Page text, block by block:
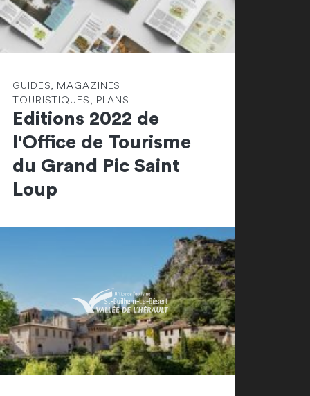
GUIDES, MAGAZINES
TOURISTIQUES, PLANS
Editions 2022 de
l'Office de Tourisme
du Grand Pic Saint
Loup